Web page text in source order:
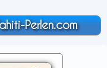
Perlen.com